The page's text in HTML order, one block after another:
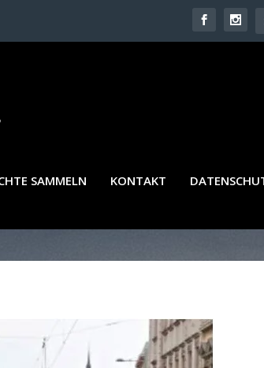
SAMMELN KONTAKT